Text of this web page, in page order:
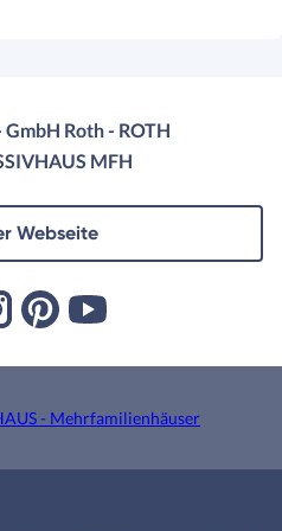
GmbH Roth - ROTH
MFH
Webseite
- Mehrfamilienhäuser